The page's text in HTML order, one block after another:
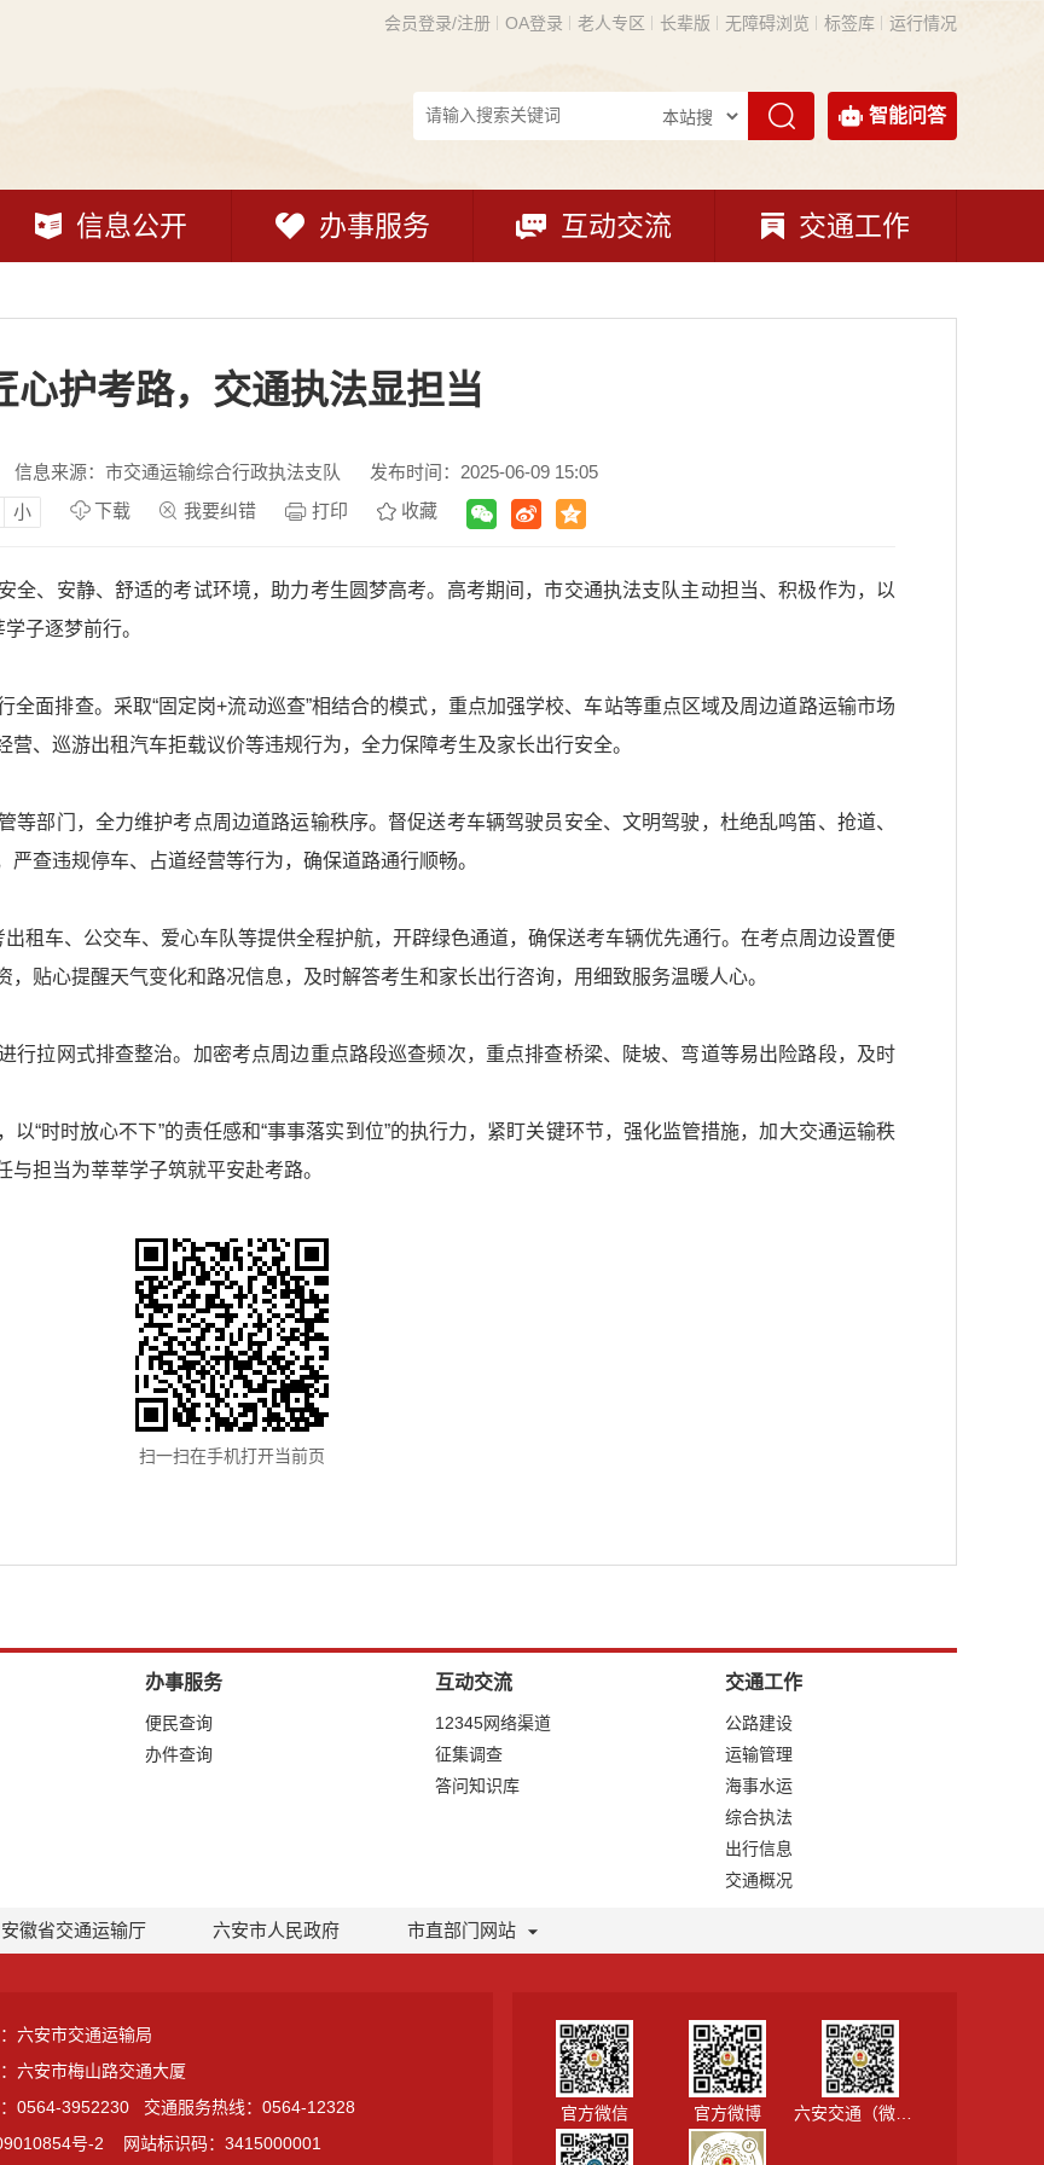
会员登录/注册 OA登录 老人专区 长辈版 无障碍浏览 标签库 运行情况
智能问答
信息公开 办事服务 互动交流 交通工作
心护考路，交通执法显担当
信息来源：市交通运输综合行政执法支队
发布时间：2025-06-09 15:05
小 下载 我要纠错 打印 收藏
全、安静、舒适的考试环境，助力考生圆梦高考。高考期间，市交通执法支队主动担当、积极作为，以
子逐梦前行。
面排查。采取“固定岗+流动巡查”相结合的模式，重点加强学校、车站等重点区域及周边道路运输市场
、巡游出租汽车拒载议价等违规行为，全力保障考生及家长出行安全。
等部门，全力维护考点周边道路运输秩序。督促送考车辆驾驶员安全、文明驾驶，杜绝乱鸣笛、抢道、
查违规停车、占道经营等行为，确保道路通行顺畅。
租车、公交车、爱心车队等提供全程护航，开辟绿色通道，确保送考车辆优先通行。在考点周边设置便
贴心提醒天气变化和路况信息，及时解答考生和家长出行咨询，用细致服务温暖人心。
行拉网式排查整治。加密考点周边重点路段巡查频次，重点排查桥梁、陡坡、弯道等易出险路段，及时
“时时放心不下”的责任感和“事事落实到位”的执行力，紧盯关键环节，强化监管措施，加大交通运输秩
担当为莘莘学子筑就平安赴考路。
扫一扫在手机打开当前页
办事服务
便民查询
办件查询
互动交流
12345网络渠道
征集调查
答问知识库
交通工作
公路建设
运输管理
海事水运
综合执法
出行信息
交通概况
安徽省交通运输厅 六安市人民政府 市直部门网站
六安市交通运输局
六安市梅山路交通大厦
0564-3952230
交通服务热线：0564-12328
号-2
网站标识码：3415000001
官方微信 官方微博